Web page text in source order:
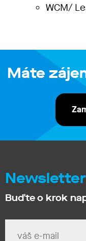
WCM/
Máte
Newsletter
Buďte o krok